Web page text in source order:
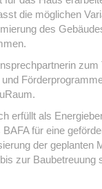
die möglichen
des
zum
erfüllt als
für eine
der geplanten
zur Baubetreuung